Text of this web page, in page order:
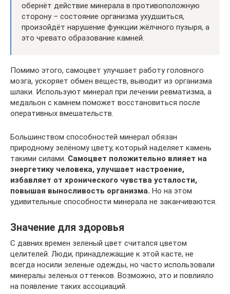
обернёт действие минерала в противоположную
сторону – состояние организма ухудшиться,
произойдёт нарушение функции жёлчного пузыря, а
это чревато образование камней.
Помимо этого, самоцвет улучшает работу головного
мозга, ускоряет обмен веществ, выводит из организма
шлаки. Используют минерал при лечении ревматизма, а
медальон с камнем поможет восстановиться после
оперативных вмешательств.
Большинством способностей минерал обязан
природному зелёному цвету, который наделяет камень
такими силами. Самоцвет положительно влияет на
энергетику человека, улучшает настроение,
избавляет от хронического чувства усталости,
повышая выносливость организма. Но на этом
удивительные способности минерала не заканчиваются.
Значение для здоровья
С давних времен зеленый цвет считался цветом
целителей. Люди, принадлежащие к этой касте, не
всегда носили зеленые одежды, но часто использовали
минералы зеленых оттенков. Возможно, это и повлияло
на появление таких ассоциаций.